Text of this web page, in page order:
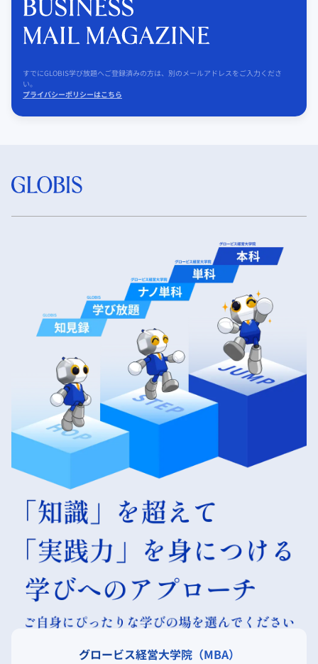
すでにGLOBIS学び放題へご登録済みの方は、別のメールアドレスをご入力くださ
い。
プライバシーポリシーはこちら
グロービス経営大学院（MBA）